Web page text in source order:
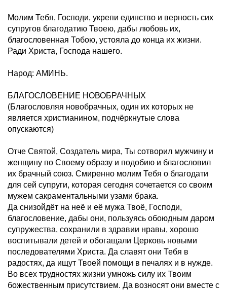
Молим Тебя, Господи, укрепи единство и верность сих
супругов благодатию Твоею, дабы любовь их,
благословенная Тобою, устояла до конца их жизни.
Ради Христа, Господа нашего.
Народ: АМИНЬ.
БЛАГОСЛОВЕНИЕ НОВОБРАЧНЫХ
(Благословляя новобрачных, один их которых не
является христианином, подчёркнутые слова
опускаются)
Отче Святой, Создатель мира, Ты сотворил мужчину и
женщину по Своему образу и подобию и благословил
их брачный союз. Смиренно молим Тебя о благодати
для сей супруги, которая сегодня сочетается со своим
мужем сакраментальными узами брака.
Да снизойдёт на неё и её мужа Твоё, Господи,
благословение, дабы они, пользуясь обоюдным даром
супружества, сохранили в здравии нравы, хорошо
воспитывали детей и обогащали Церковь новыми
последователями Христа. Да славят они Тебя в
радостях, да ищут Твоей помощи в печалях и в нужде.
Во всех трудностях жизни умножь силу их Твоим
божественным присутствием. Да возносят они вместе с